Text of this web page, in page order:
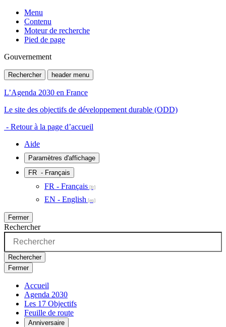
Menu
Contenu
Moteur de recherche
Pied de page
Gouvernement
Rechercher header menu
L’Agenda 2030 en France
Le site des objectifs de développement durable (ODD)
- Retour à la page d’accueil
Aide
Paramètres d'affichage
FR - Français
FR - Français
EN - English
Fermer
Rechercher
Rechercher
Fermer
Accueil
Agenda 2030
Les 17 Objectifs
Feuille de route
Anniversaire